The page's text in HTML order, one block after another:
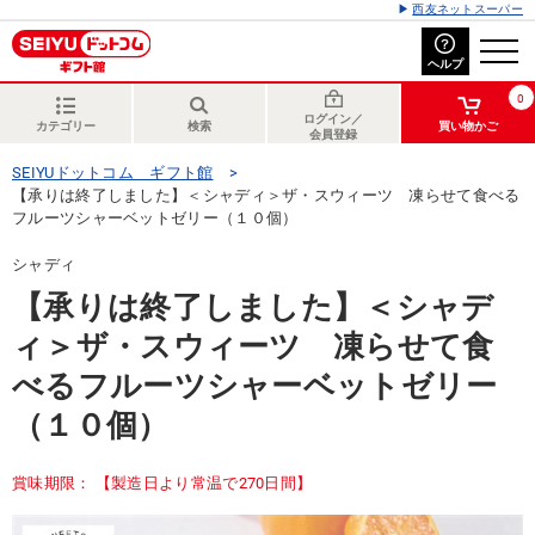
西友ネットスーパー
ヘルプ
カテゴリー 検索
ログイン／
会員登録
0
買い物かご
SEIYUドットコム ギフト館
【承りは終了しました】＜シャディ＞ザ・スウィーツ 凍らせて食べる
フルーツシャーベットゼリー（１０個）
シャディ
【承りは終了しました】＜シャデ
ィ＞ザ・スウィーツ 凍らせて食
べるフルーツシャーベットゼリー
（１０個）
賞味期限： 【製造日より常温で270日間】